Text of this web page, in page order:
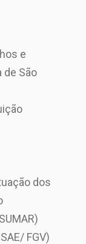
e
de São
dos
FGV)